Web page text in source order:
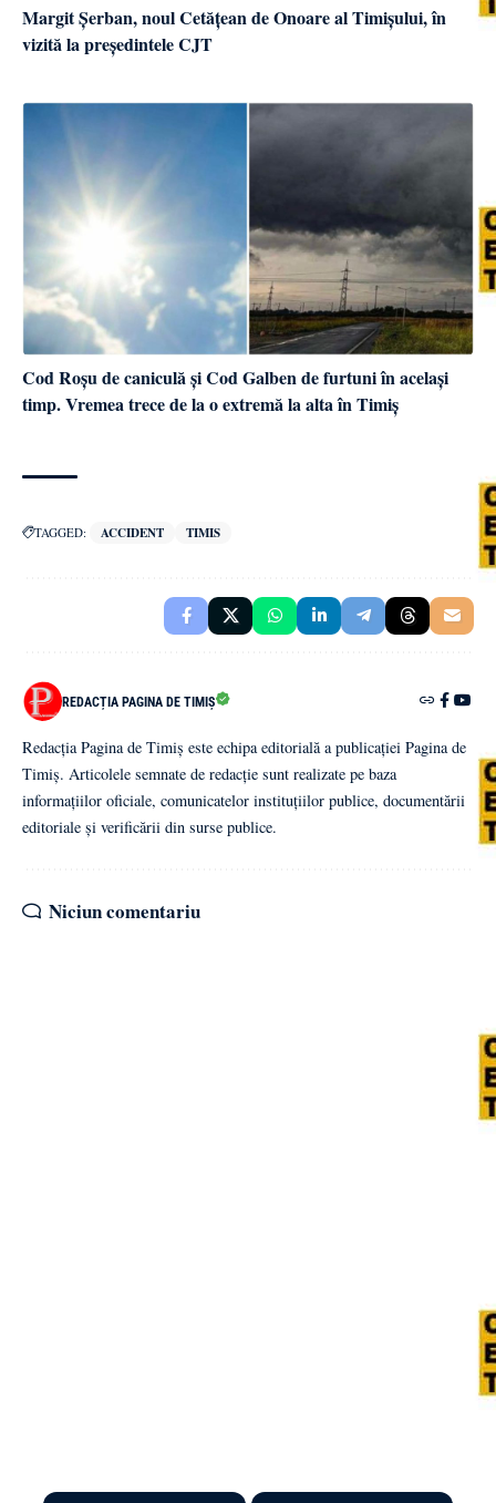
Margit Șerban, noul Cetățean de Onoare al Timișului, în
vizită la președintele CJT
Cod Roșu de caniculă și Cod Galben de furtuni în același
timp. Vremea trece de la o extremă la alta în Timiș
TAGGED: ACCIDENT TIMIS
REDACȚIA PAGINA DE TIMIȘ
Redacția Pagina de Timiș este echipa editorială a publicației Pagina de
Timiș. Articolele semnate de redacție sunt realizate pe baza
informațiilor oficiale, comunicatelor instituțiilor publice, documentării
editoriale și verificării din surse publice.
Niciun comentariu